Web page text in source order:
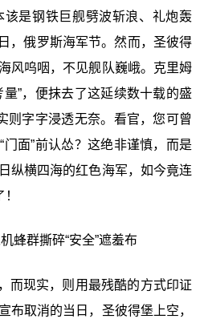
该是钢铁巨舰劈波斩浪、礼炮轰
，俄罗斯海军节。然而，圣彼得
风呜咽，不见舰队巍峨。克里姆
”，便抹去了这延续数十载的盛
则字字浸透无奈。看官，您可曾
面”前认怂？这绝非谨慎，而是
横四海的红色海军，如今竟连
蜂群撕碎“安全”遮羞布
而现实，则用最残酷的方式印证
布取消的当日，圣彼得堡上空，